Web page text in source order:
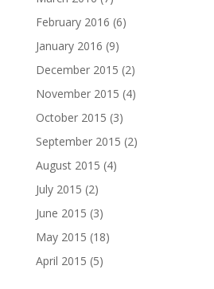
February 2016 (6)
January 2016 (9)
December 2015 (2)
November 2015 (4)
October 2015 (3)
September 2015 (2)
August 2015 (4)
July 2015 (2)
June 2015 (3)
May 2015 (18)
April 2015 (5)